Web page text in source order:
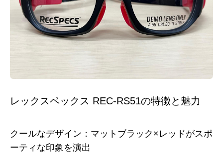
レックスペックス REC-RS51の特徴と魅力
クールなデザイン：マットブラック×レッドがスポ
ーティな印象を演出